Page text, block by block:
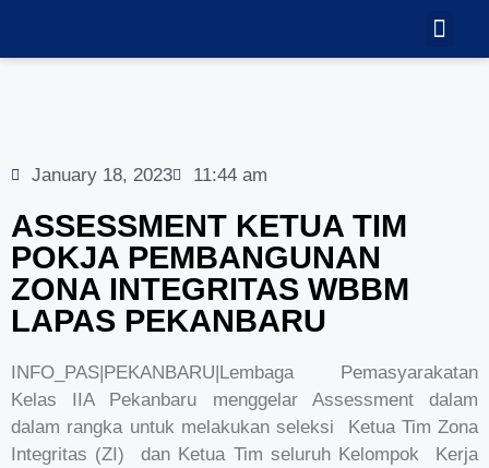
January 18, 2023 11:44 am
ASSESSMENT KETUA TIM
POKJA PEMBANGUNAN
ZONA INTEGRITAS WBBM
LAPAS PEKANBARU
INFO_PAS|PEKANBARU|Lembaga Pemasyarakatan
Kelas IIA Pekanbaru menggelar Assessment dalam
dalam rangka untuk melakukan seleksi Ketua Tim Zona
Integritas (ZI) dan Ketua Tim seluruh Kelompok Kerja